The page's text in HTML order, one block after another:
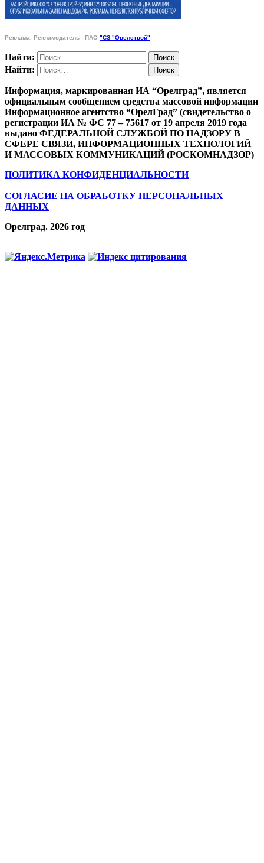
Реклама. Рекламодатель - ПАО "СЗ "Орелстрой"
Найти:
Найти:
Информация, маркированная ИА “Орелград”, является
официальным сообщением средства массовой информации
Информационное агентство “ОрелГрад” (свидетельство о
регистрации ИА № ФС 77 – 75617 от 19 апреля 2019 года
выдано ФЕДЕРАЛЬНОЙ СЛУЖБОЙ ПО НАДЗОРУ В
СФЕРЕ СВЯЗИ, ИНФОРМАЦИОННЫХ ТЕХНОЛОГИЙ
И МАССОВЫХ КОММУНИКАЦИЙ (РОСКОМНАДЗОР)
ПОЛИТИКА КОНФИДЕНЦИАЛЬНОСТИ
СОГЛАСИЕ НА ОБРАБОТКУ ПЕРСОНАЛЬНЫХ
ДАННЫХ
Орелград. 2026 год